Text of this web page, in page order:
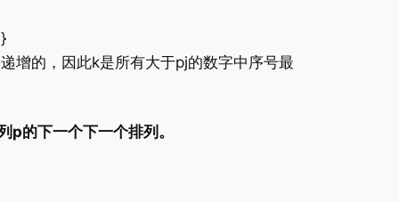
增的，因此k是所有大于pj的数字中序号最
下一个下一个排列。